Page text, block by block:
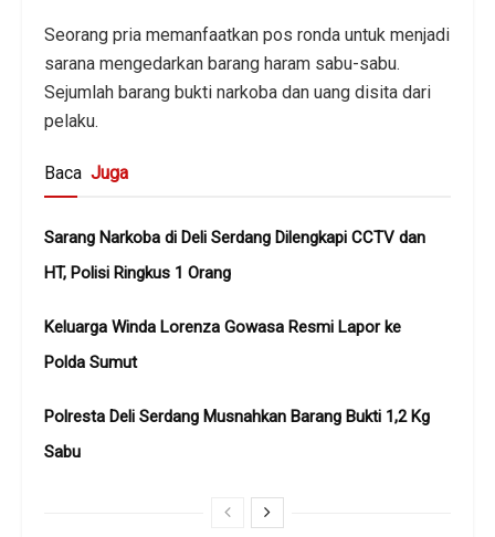
Seorang pria memanfaatkan pos ronda untuk menjadi
sarana mengedarkan barang haram sabu-sabu.
Sejumlah barang bukti narkoba dan uang disita dari
pelaku.
Baca Juga
Sarang Narkoba di Deli Serdang Dilengkapi CCTV dan
HT, Polisi Ringkus 1 Orang
Keluarga Winda Lorenza Gowasa Resmi Lapor ke
Polda Sumut
Polresta Deli Serdang Musnahkan Barang Bukti 1,2 Kg
Sabu